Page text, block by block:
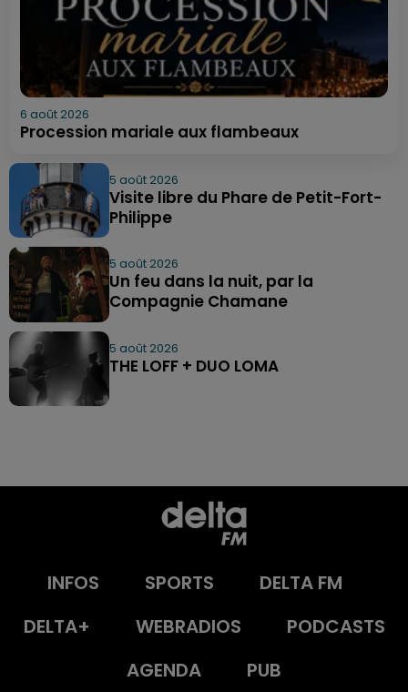
6 août 2026
Procession mariale aux flambeaux
5 août 2026
Visite libre du Phare de Petit-Fort-
Philippe
5 août 2026
Un feu dans la nuit, par la
Compagnie Chamane
5 août 2026
THE LOFF + DUO LOMA
INFOS SPORTS
DELTA FM
DELTA+
WEBRADIOS
PODCASTS
AGENDA
PUB